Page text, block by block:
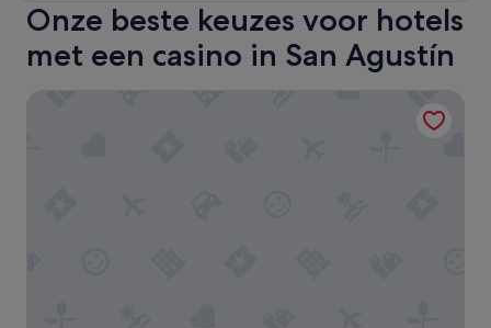
Onze beste keuzes voor hotels
met een casino in San Agustín